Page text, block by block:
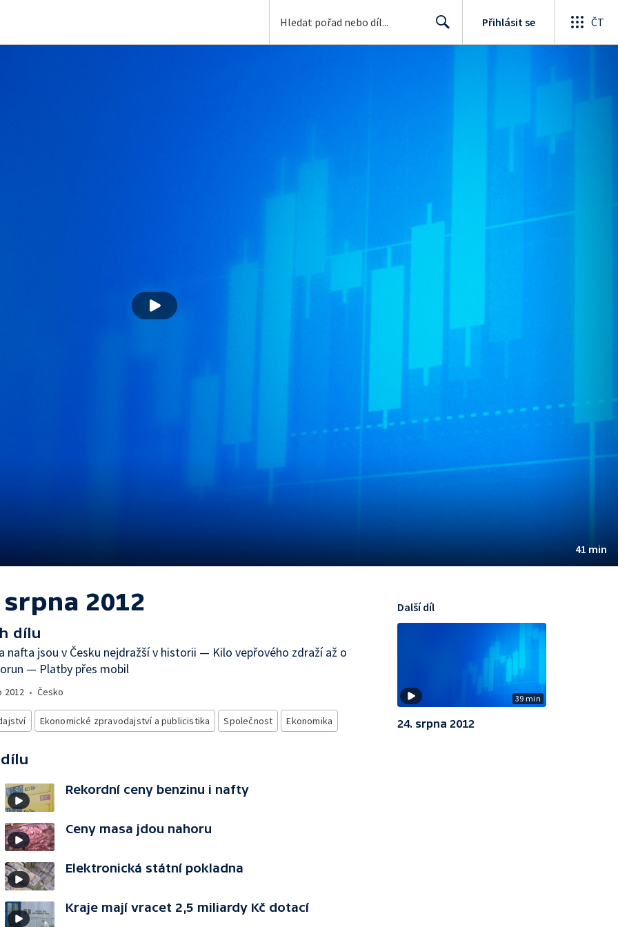
Přihlásit se ČT
41 min
srpna 2012
dílu
nafta jsou v Česku nejdražší v historii — Kilo vepřového zdraží až o
— Platby přes mobil
2012 • Česko
Ekonomické zpravodajství a publicistika Společnost Ekonomika
Rekordní ceny benzinu i nafty
Ceny masa jdou nahoru
Elektronická státní pokladna
Kraje mají vracet 2,5 miliardy Kč dotací
39 min
Další díl
24. srpna 2012